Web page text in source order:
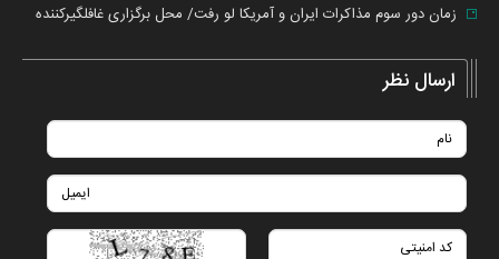
زمان دور سوم مذاکرات ایران و آمریکا لو رفت/ محل برگزاری غافلگیرکننده
ارسال نظر